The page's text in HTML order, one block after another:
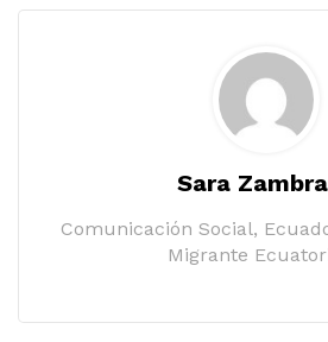
Sara
Comunicación Social,
Migrante